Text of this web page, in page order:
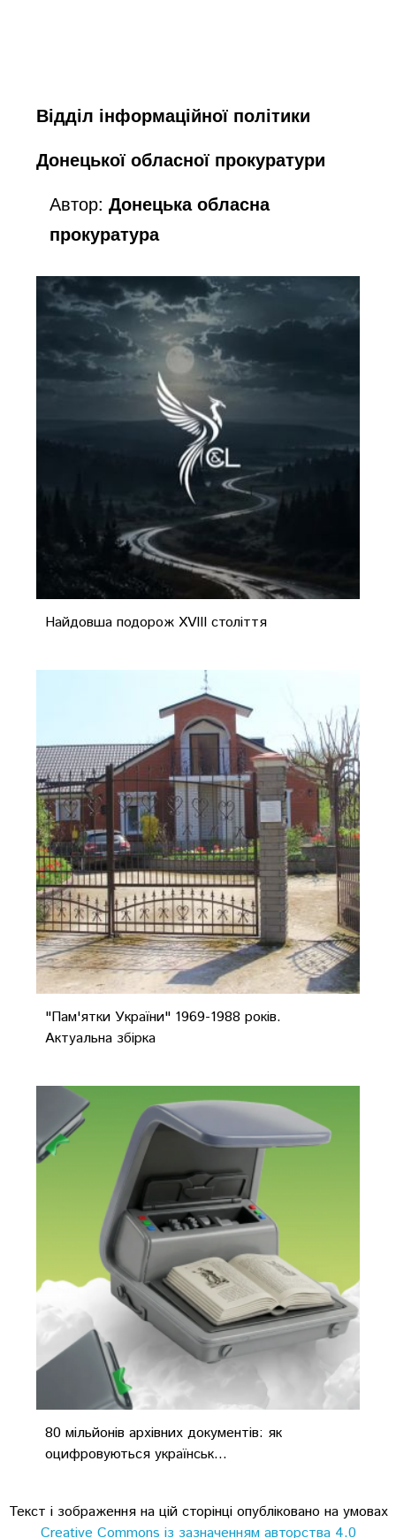
Відділ інформаційної політики
Донецької обласної прокуратури
Автор:Донецька обласна
прокуратура
Найдовша подорож XVIII століття
"Пам'ятки України" 1969-1988 років.
Актуальна збірка
80 мільйонів архівних документів: як
оцифровуються українськ...
Текст і зображення на цій сторінці опубліковано на умовах
Creative Commons із зазначенням авторства 4.0